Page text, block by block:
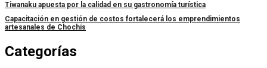
Tiwanaku apuesta por la calidad en su gastronomía turística
Capacitación en gestión de costos fortalecerá los emprendimientos
artesanales de Chochís
Categorías